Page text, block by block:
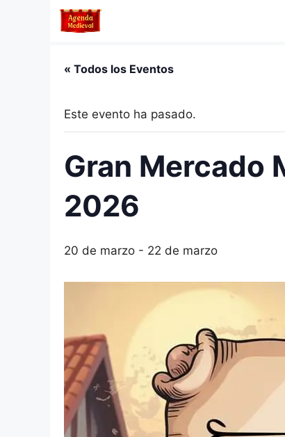
« Todos los Eventos
Este evento ha pasado.
Gran Mercado
2026
20 de marzo - 22 de marzo